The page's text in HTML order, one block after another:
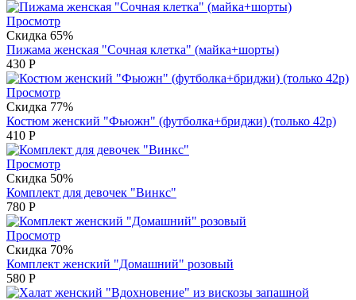
Просмотр
Скидка 65%
Пижама женская "Сочная клетка" (майка+шорты)
430 Р
Просмотр
Скидка 77%
Костюм женский "Фьюжн" (футболка+бриджи) (только 42р)
410 Р
Просмотр
Скидка 50%
Комплект для девочек "Винкс"
780 Р
Просмотр
Скидка 70%
Комплект женский "Домашний" розовый
580 Р